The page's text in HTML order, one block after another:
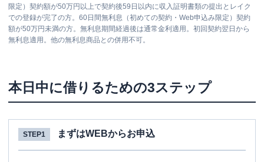
限定）契約額が50万円以上で契約後59日以内に収入証明書類の提出とレイク
での登録が完了の方。60日間無利息（初めての契約・Web申込み限定）契約
額が50万円未満の方。無利息期間経過後は通常金利適用。初回契約翌日から
無利息適用。他の無利息商品との併用不可。
本日中に借りるための3ステップ
STEP1 まずはWEBからお申込